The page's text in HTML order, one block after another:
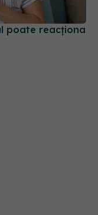
poate reacționa